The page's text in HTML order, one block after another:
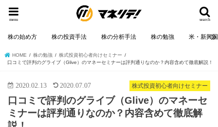
search
menu
株の始め方 株の投資手法 株の分析手法 株の勉強 米・新興
HOME 株の勉強
株式投資初心者向けセミナー
口コミで評判のグライブ（Glive）のマネーセミナーは評判通りなのか？内容含めて徹底解説！
株式投資初心者向けセミナー
2020.02.13 2020.07.07
口コミで評判のグライブ（Glive）のマネーセ
ミナーは評判通りなのか？内容含めて徹底解